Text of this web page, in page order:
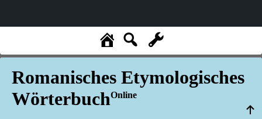
Romanisches Etymologisches
WörterbuchOnline